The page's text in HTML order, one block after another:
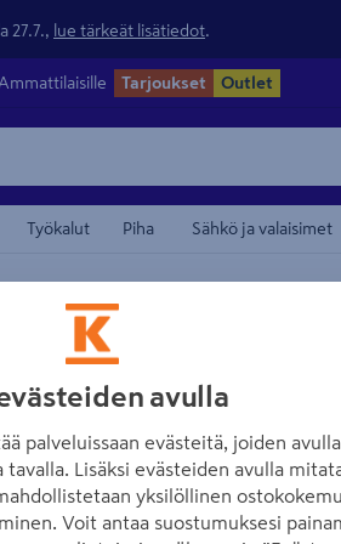
27.7., lue tärkeät lisätiedot
Ammattilaisille Tarjoukset Outlet
Työkalut Piha Sähkö ja valaisimet
Kiristyslevy
Tuotenumero 500995532
Kiristyslevyt Oras-
Oras-tuotekoodi on
avulla
palveluissaan evästeitä, joiden avulla
Lisäksi evästeiden avulla
yksilöllinen
Voit antaa suostumuksesi